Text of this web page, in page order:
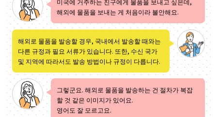
미국에 거주하는 친구에게 물품을 보내고 싶은데,
해외에 물품을 보내는 게 처음이라 불안해요.
해외로 물품을 발송할 경우, 국내에서 발송할 때와는
다른 규정과 필요 서류가 있습니다. 또한, 수신 국가
및 지역에 따라서도 발송 방법이나 규정이 다릅니다.
그렇군요. 해외로 물품을 발송하는 건 절차가 복잡
할 것 같은 이미지가 있어요.
영어도 잘 모르고요.